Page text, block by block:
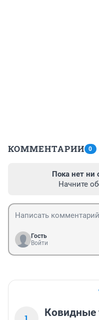
КОММЕНТАРИИ 0
Пока нет ни
Начните
Гость
Войти
Ковидные